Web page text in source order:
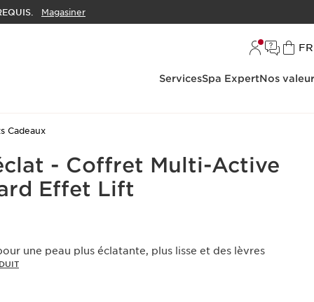
Magasiner
FR
ServicesSpa ExpertNos
Cadeaux
- Coffret Multi-Active
Effet Lift
une peau plus éclatante, plus lisse et des lèvres